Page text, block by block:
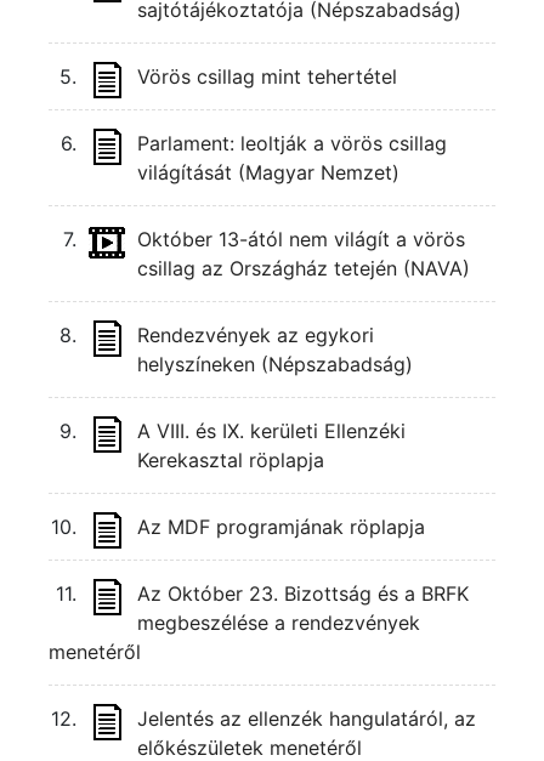
sajtótájékoztatója (Népszabadság)
5. Vörös csillag mint tehertétel
6.
Parlament: leoltják a vörös csillag
világítását (Magyar Nemzet)
7.
Október 13-ától nem világít a vörös
csillag az Országház tetején (NAVA)
8.
Rendezvények az egykori
helyszíneken (Népszabadság)
9.
A VIII. és IX. kerületi Ellenzéki
Kerekasztal röplapja
10. Az MDF programjának röplapja
11.
Az Október 23. Bizottság és a BRFK
megbeszélése a rendezvények
menetéről
12.
Jelentés az ellenzék hangulatáról, az
előkészületek menetéről